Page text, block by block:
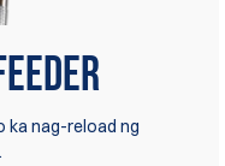
ka nag-reload ng